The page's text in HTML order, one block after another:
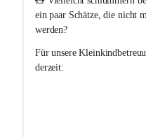
a
x
r
n
ein paar Schätze, die nicht
werden?
Für unsere
derzeit: